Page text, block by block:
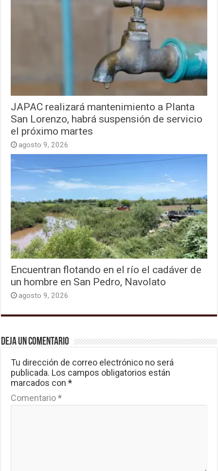
JAPAC realizará mantenimiento a Planta
San Lorenzo, habrá suspensión de servicio
el próximo martes
agosto 9, 2026
Encuentran flotando en el río el cadáver de
un hombre en San Pedro, Navolato
agosto 9, 2026
Deja un comentario
Tu dirección de correo electrónico no será
publicada. Los campos obligatorios están
marcados con*
Comentario*